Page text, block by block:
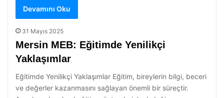
Devamını Oku
31 Mayıs 2025
Mersin MEB: Eğitimde Yenilikçi
Yaklaşımlar
Eğitimde Yenilikçi Yaklaşımlar Eğitim, bireylerin bilgi, beceri
ve değerler kazanmasını sağlayan önemli bir süreçtir.